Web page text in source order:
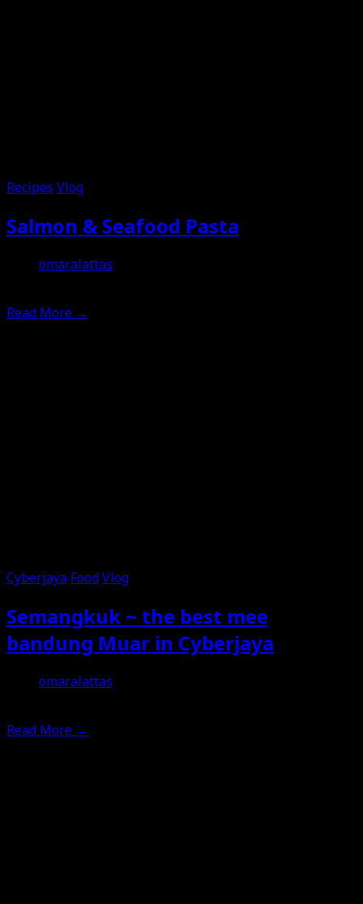
Recipes Vlog
Salmon & Seafood Pasta
omaralattas
Read More →
Cyberjaya FoodVlog
Semangkuk ~ the best mee
bandung Muar in Cyberjaya
omaralattas
Read More →